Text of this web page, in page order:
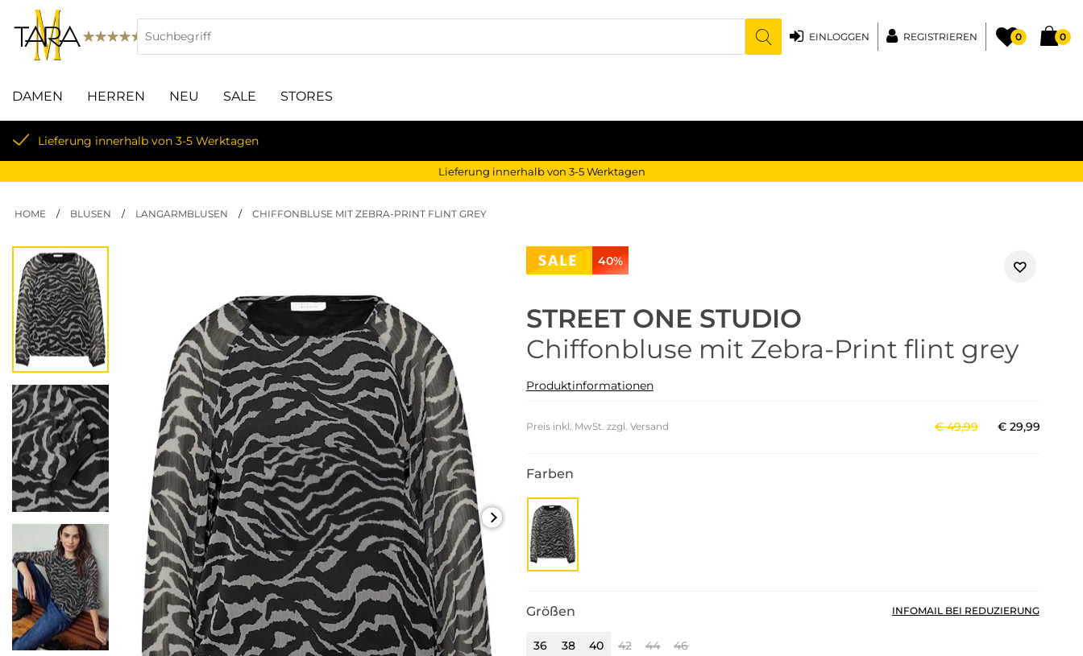
0 0
REGISTRIEREN
EINLOGGEN
DAMEN HERREN NEU SALE STORES
Lieferung innerhalb von 3-5 Werktagen
Lieferung innerhalb von 3-5 Werktagen
HOME / BLUSEN / LANGARMBLUSEN / CHIFFONBLUSE MIT ZEBRA-PRINT FLINT GREY
40%
STREET ONE STUDIO
Chiffonbluse mit Zebra-Print flint grey
Produktinformationen
Preis inkl. MwSt. zzgl. Versand €49,99 € 29,99
Farben
Größen
36 38 40 42 44 46
INFOMAIL BEI REDUZIERUNG